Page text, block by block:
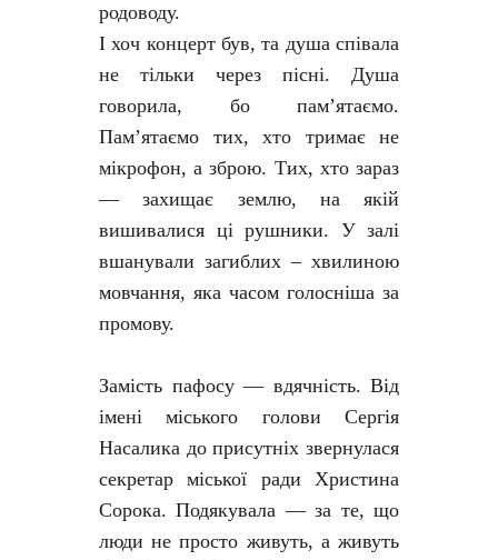
родоводу.
І хоч концерт був, та душа співала
не тільки через пісні. Душа
говорила, бо пам’ятаємо.
Пам’ятаємо тих, хто тримає не
мікрофон, а зброю. Тих, хто зараз
— захищає землю, на якій
вишивалися ці рушники. У залі
вшанували загиблих – хвилиною
мовчання, яка часом голосніша за
промову.
Замість пафосу — вдячність. Від
імені міського голови Сергія
Насалика до присутніх звернулася
секретар міської ради Христина
Сорока. Подякувала — за те, що
люди не просто живуть, а живуть